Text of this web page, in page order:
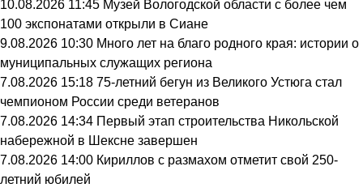
10.08.2026 11:45 Музей Вологодской области с более чем
100 экспонатами открыли в Сиане
9.08.2026 10:30 Много лет на благо родного края: истории о
муниципальных служащих региона
7.08.2026 15:18 75-летний бегун из Великого Устюга стал
чемпионом России среди ветеранов
7.08.2026 14:34 Первый этап строительства Никольской
набережной в Шексне завершен
7.08.2026 14:00 Кириллов с размахом отметит свой 250-
летний юбилей